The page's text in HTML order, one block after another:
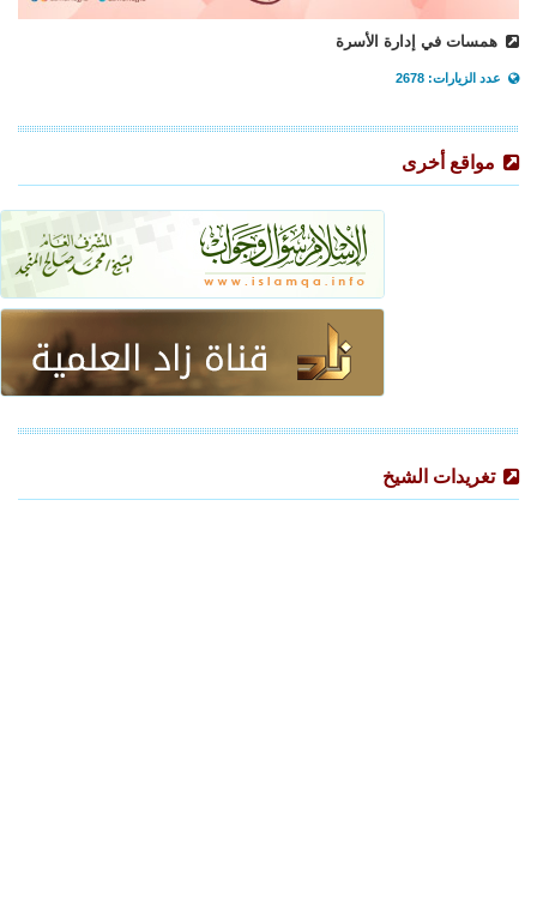
همسات في إدارة الأسرة
عدد الزيارات: 2678
مواقع أخرى
تغريدات الشيخ